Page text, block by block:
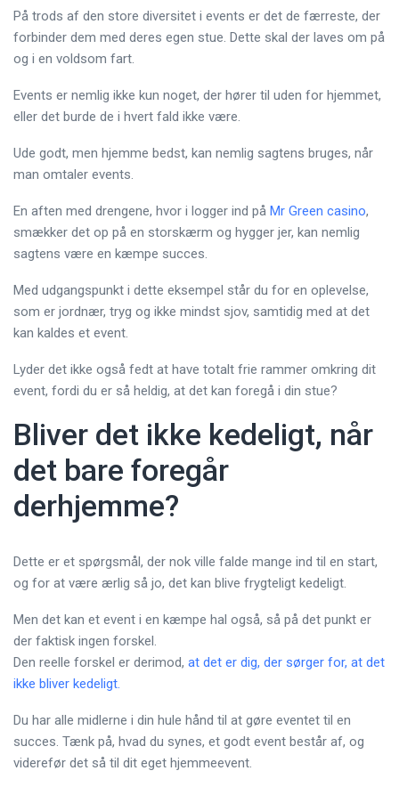
På trods af den store diversitet i events er det de færreste, der
forbinder dem med deres egen stue. Dette skal der laves om på
og i en voldsom fart.
Events er nemlig ikke kun noget, der hører til uden for hjemmet,
eller det burde de i hvert fald ikke være.
Ude godt, men hjemme bedst, kan nemlig sagtens bruges, når
man omtaler events.
En aften med drengene, hvor i logger ind på Mr Green casino,
smækker det op på en storskærm og hygger jer, kan nemlig
sagtens være en kæmpe succes.
Med udgangspunkt i dette eksempel står du for en oplevelse,
som er jordnær, tryg og ikke mindst sjov, samtidig med at det
kan kaldes et event.
Lyder det ikke også fedt at have totalt frie rammer omkring dit
event, fordi du er så heldig, at det kan foregå i din stue?
Bliver det ikke kedeligt, når
det bare foregår
derhjemme?
Dette er et spørgsmål, der nok ville falde mange ind til en start,
og for at være ærlig så jo, det kan blive frygteligt kedeligt.
Men det kan et event i en kæmpe hal også, så på det punkt er
der faktisk ingen forskel.
Den reelle forskel er derimod, at det er dig, der sørger for, at det
ikke bliver kedeligt.
Du har alle midlerne i din hule hånd til at gøre eventet til en
succes. Tænk på, hvad du synes, et godt event består af, og
viderefør det så til dit eget hjemmeevent.